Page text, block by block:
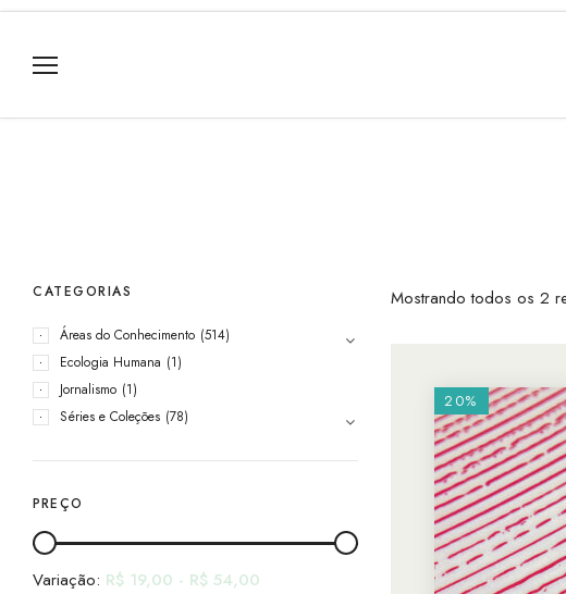
CATEGORIAS
Áreas do Conhecimento (514)
Ecologia Humana (1)
Jornalismo (1)
Séries e Coleções (78)
PREÇO
Variação: R$ 19,00 - R$ 54,00
Mostrando todos os 2
20%